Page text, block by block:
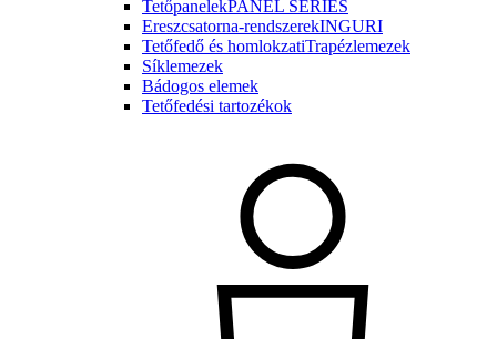
TetőpanelekPANEL SERIES
Ereszcsatorna-rendszerekINGURI
Tetőfedő és homlokzatiTrapézlemezek
Síklemezek
Bádogos elemek
Tetőfedési tartozékok